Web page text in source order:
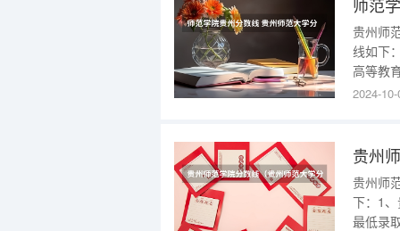
贵州师
线如下
高等教
些学校
2024-
贵州
贵州师
下：1
最低录